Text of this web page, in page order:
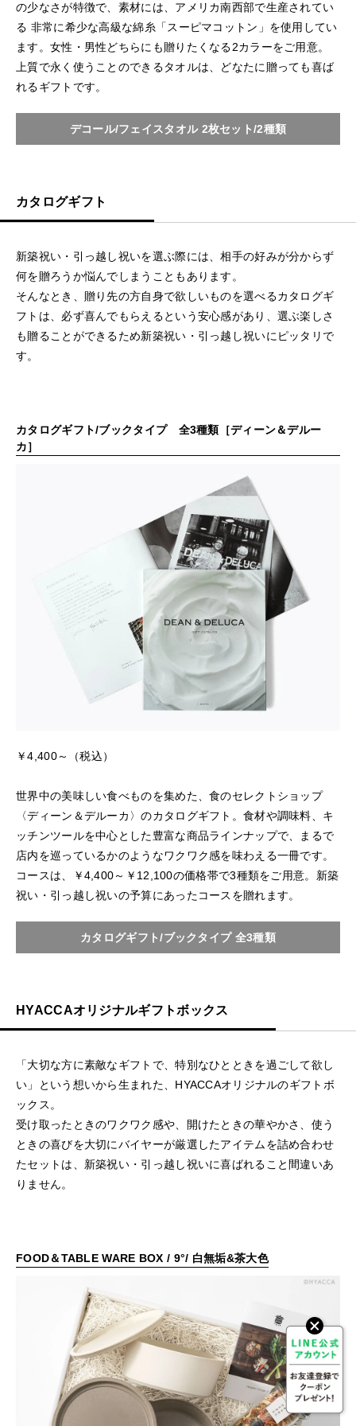
の少なさが特徴で、素材には、アメリカ南西部で生産されてい
る 非常に希少な高級な綿糸「スーピマコットン」を使用してい
ます。女性・男性どちらにも贈りたくなる2カラーをご用意。
上質で永く使うことのできるタオルは、どなたに贈っても喜ば
れるギフトです。
デコール/フェイスタオル 2枚セット/2種類
カタログギフト
新築祝い・引っ越し祝いを選ぶ際には、相手の好みが分からず
何を贈ろうか悩んでしまうこともあります。
そんなとき、贈り先の方自身で欲しいものを選べるカタログギ
フトは、必ず喜んでもらえるという安心感があり、選ぶ楽しさ
も贈ることができるため新築祝い・引っ越し祝いにピッタリで
す。
カタログギフト/ブックタイプ 全3種類［ディーン＆デルー
カ］
￥4,400～（税込）
世界中の美味しい食べものを集めた、食のセレクトショップ
〈ディーン＆デルーカ〉のカタログギフト。食材や調味料、キ
ッチンツールを中心とした豊富な商品ラインナップで、まるで
店内を巡っているかのようなワクワク感を味わえる一冊です。
コースは、￥4,400～￥12,100の価格帯で3種類をご用意。新築
祝い・引っ越し祝いの予算にあったコースを贈れます。
カタログギフト/ブックタイプ 全3種類
HYACCAオリジナルギフトボックス
「大切な方に素敵なギフトで、特別なひとときを過ごして欲し
い」という想いから生まれた、HYACCAオリジナルのギフトボ
ックス。
受け取ったときのワクワク感や、開けたときの華やかさ、使う
ときの喜びを大切にバイヤーが厳選したアイテムを詰め合わせ
たセットは、新築祝い・引っ越し祝いに喜ばれること間違いあ
りません。
FOOD＆TABLE WARE BOX / 9°/ 白無垢&茶大色